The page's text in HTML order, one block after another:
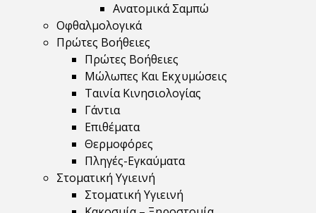
Ανατομικά Σαμπώ
Οφθαλμολογικά
Πρώτες Βοήθειες
Πρώτες Βοήθειες
Μώλωπες Και Εκχυμώσεις
Ταινία Κινησιολογίας
Γάντια
Επιθέματα
Θερμοφόρες
Πληγές-Εγκαύματα
Στοματική Υγιεινή
Στοματική Υγιεινή